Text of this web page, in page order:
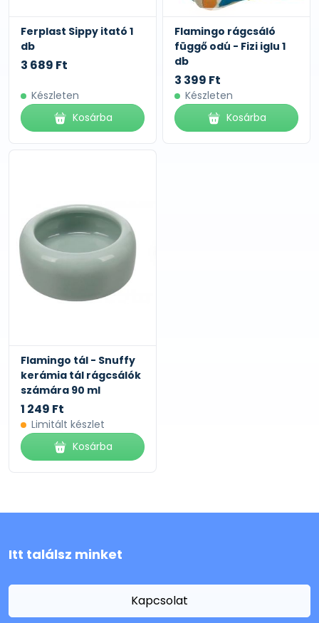
Ferplast Sippy itató 1
db
3 689 Ft
Készleten
Kosárba
Flamingo rágcsáló
függő odú - Fizi iglu 1
db
3 399 Ft
Készleten
Kosárba
Flamingo tál - Snuffy
kerámia tál rágcsálók
számára 90 ml
1 249 Ft
Limitált készlet
Kosárba
Itt találsz minket
Kapcsolat